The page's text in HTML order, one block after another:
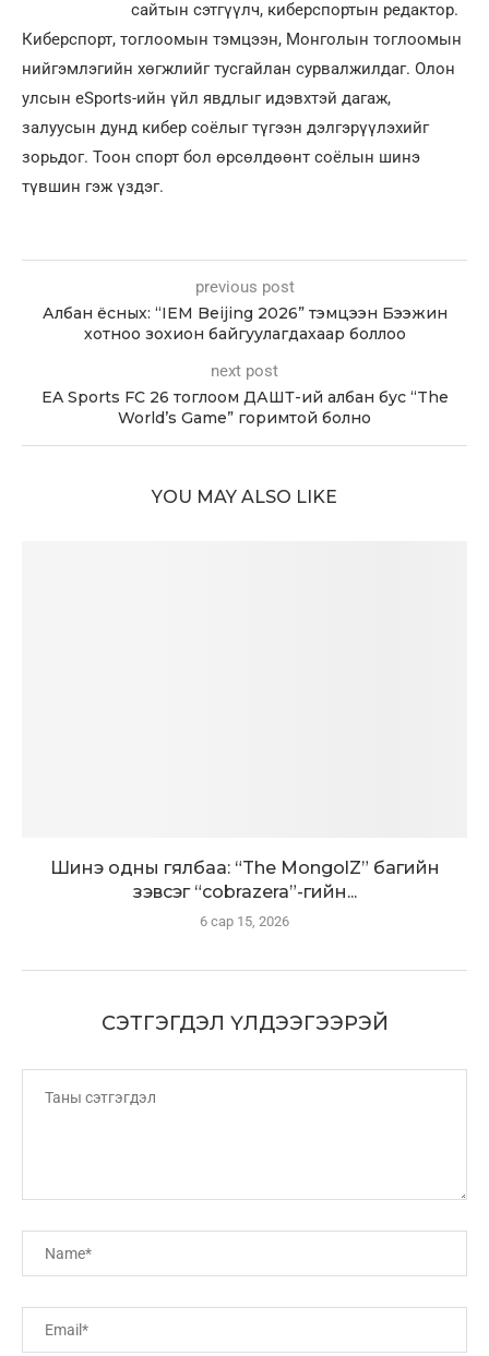
сайтын сэтгүүлч, киберспортын редактор.
Киберспорт, тоглоомын тэмцээн, Монголын тоглоомын
нийгэмлэгийн хөгжлийг тусгайлан сурвалжилдаг. Олон
улсын eSports-ийн үйл явдлыг идэвхтэй дагаж,
залуусын дунд кибер соёлыг түгээн дэлгэрүүлэхийг
зорьдог. Тоон спорт бол өрсөлдөөнт соёлын шинэ
түвшин гэж үздэг.
previous post
Албан ёсных: “IEM Beijing 2026” тэмцээн Бээжин
хотноо зохион байгуулагдахаар боллоо
next post
EA Sports FC 26 тоглоом ДАШТ-ий албан бус “The
World’s Game” горимтой болно
YOU MAY ALSO LIKE
Шинэ одны гялбаа: “The MongolZ” багийн
зэвсэг “cobrazera”-гийн...
6 сар 15, 2026
СЭТГЭГДЭЛ ҮЛДЭЭГЭЭРЭЙ